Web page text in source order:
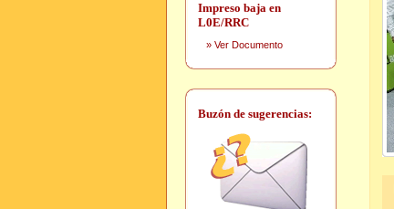
Impreso baja en
L0E/RRC
» Ver Documento
Buzón de sugerencias: